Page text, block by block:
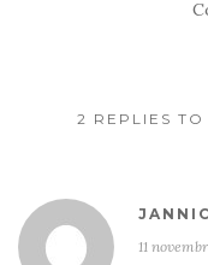
2 REPLIES
11